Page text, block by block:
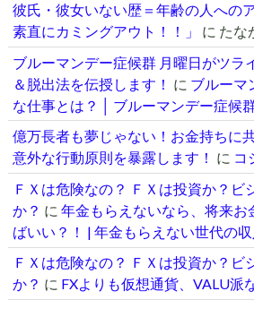
彼氏・彼女いない歴＝年齢の人への
素直にカミングアウト！！」
に たな
ブルーマンデー症候群 月曜日がツラ
＆脱出法を伝授します！ に ブルーマ
な仕事とは？ │ ブルーマンデー症
億万長者も夢じゃない！お金持ちに
意外な行動原則を暴露します！ に コ
ＦＸは危険なの？ ＦＸは投資か？ビ
か？ に 年金もらえないなら、将来お
ばいい？！ | 年金もらえない世代の
ＦＸは危険なの？ ＦＸは投資か？ビ
か？ に FXよりも仮想通貨、VALU派